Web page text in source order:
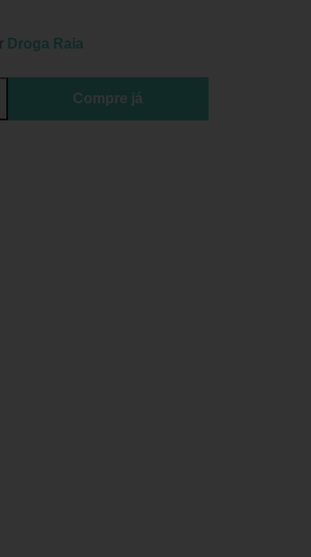
Droga Raia
Compre já